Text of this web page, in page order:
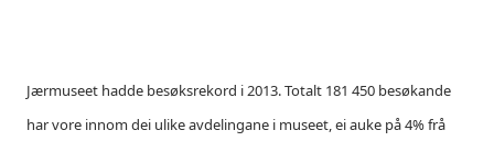
Jærmuseet hadde besøksrekord i 2013. Totalt 181 450 besøkande
har vore innom dei ulike avdelingane i museet, ei auke på 4% frå